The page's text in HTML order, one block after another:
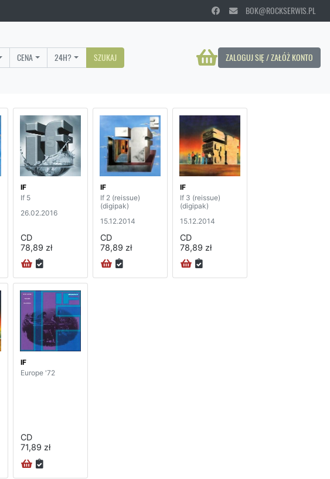
BOK@ROCKSERWIS.PL
ZALOGUJ SIĘ / ZAŁÓŻ KONTO
CENA 24H? SZUKAJ
IF
If 5
26.02.2016
CD
78,89 zł
IF
If 2 (reissue)
(digipak)
15.12.2014
CD
78,89 zł
IF
If 3 (reissue)
(digipak)
15.12.2014
CD
78,89 zł
IF
Europe '72
CD
71,89 zł